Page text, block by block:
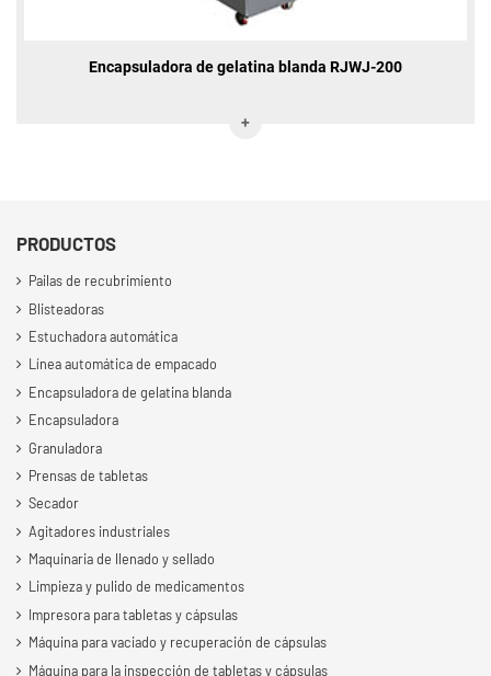
Encapsuladora de gelatina blanda RJWJ-200
PRODUCTOS
Pailas de recubrimiento
Blisteadoras
Estuchadora automática
Línea automática de empacado
Encapsuladora de gelatina blanda
Encapsuladora
Granuladora
Prensas de tabletas
Secador
Agitadores industriales
Maquinaria de llenado y sellado
Limpieza y pulido de medicamentos
Impresora para tabletas y cápsulas
Máquina para vaciado y recuperación de cápsulas
Máquina para la inspección de tabletas y cápsulas